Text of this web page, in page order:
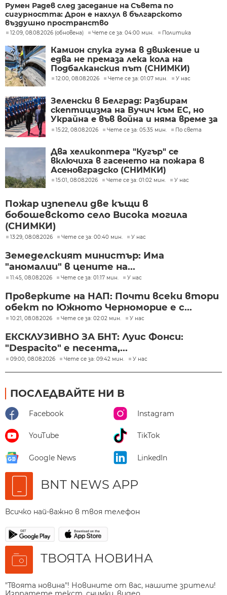
Румен Радев след заседание на Съвета по
сигурността: Дрон е нахлул в българското
въздушно пространство
12:09, 08.08.2026 (обновена) Чете се за: 04:00 мин. Политика
Камион спука гума в движение и
едва не премаза лека кола на
Подбалканския път (СНИМКИ)
12:00, 08.08.2026 Чете се за: 01:07 мин. У нас
Зеленски в Белград: Разбирам
скептицизма на Вучич към ЕС, но
Украйна е във война и няма време за
скептицизъм
15:22, 08.08.2026 Чете се за: 05:35 мин. По света
Два хеликоптера "Кугър" се
включиха в гасенето на пожара в
Асеновградско (СНИМКИ)
15:01, 08.08.2026 Чете се за: 01:02 мин. У нас
Пожар изпепели две къщи в
бобошевското село Висока могила
(СНИМКИ)
13:29, 08.08.2026 Чете се за: 00:40 мин. У нас
Земеделският министър: Има
"аномалии" в цените на...
11:45, 08.08.2026 Чете се за: 01:17 мин. У нас
Проверките на НАП: Почти всеки втори
обект по Южното Черноморие е с...
10:21, 08.08.2026 Чете се за: 02:02 мин. У нас
ЕКСКЛУЗИВНО ЗА БНТ: Луис Фонси:
"Despacito" е песента,...
09:00, 08.08.2026 Чете се за: 09:42 мин. У нас
ПОСЛЕДВАЙТЕ НИ В
Facebook Instagram
YouTube TikTok
Google News LinkedIn
BNT NEWS APP
Всичко най-важно в твоя телефон
ТВОЯТА НОВИНА
"Твоята новина"! Новините от вас, нашите зрители!